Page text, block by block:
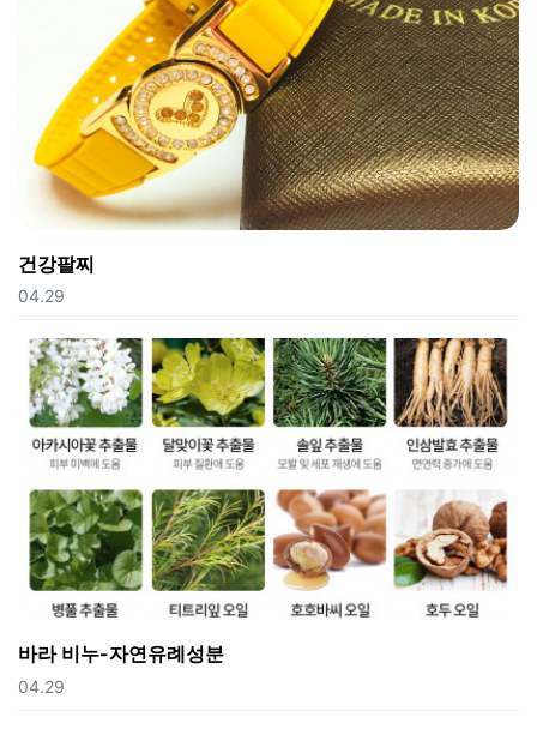
건강팔찌
등록일
04.29
바라 비누-자연유례성분
등록일
04.29